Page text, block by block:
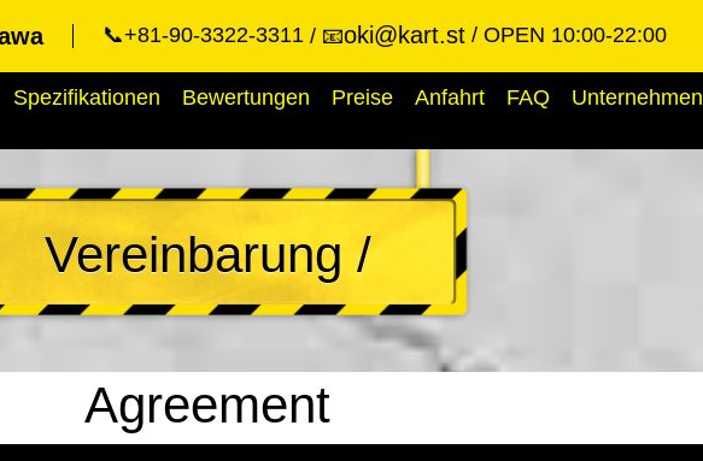
📞+81-90-3322-3311 📧oki@kart.st OPEN 10:00-22:00
Spezifikationen Bewertungen Preise Anfahrt FAQ Unternehmen
Vereinbarung /
Agreement